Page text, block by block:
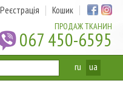
ПРОДАЖ ТКАНИН
067 450-6595
Реєстрація Кошик
ru ua